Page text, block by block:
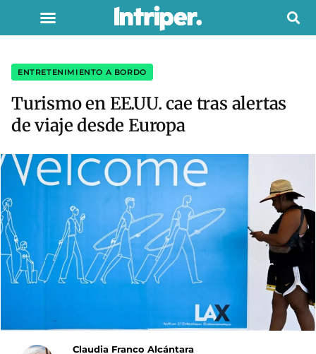
ENTRETENIMIENTO A BORDO
Turismo en EE.UU. cae tras alertas
de viaje desde Europa
Claudia Franco Alcántara